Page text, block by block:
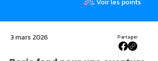
Voir les points
Partager
3 mars 2026